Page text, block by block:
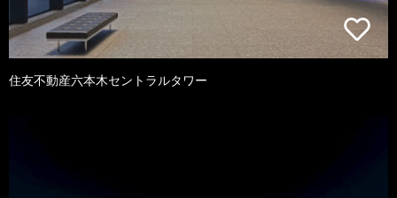
住友不動産六本木セントラルタワー